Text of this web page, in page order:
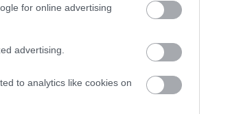
for online advertising
advertising.
to analytics like cookies on
και πώς οι πνευματικές
Προσπερνώ το
την "ισαρική" σκέψη στον
την ενασχόληση με τους
Γερμανίας, καθώς ο Σταντάλ
σκέψεις. Το τελευταίο διήγημα